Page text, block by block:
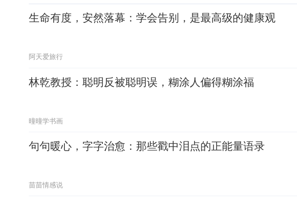
生命有度，安然落幕：学会告别，是最高级的健康观
阿天爱旅行
林乾教授：聪明反被聪明误，糊涂人偏得糊涂福
曈曈学书画
句句暖心，字字治愈：那些戳中泪点的正能量语录
苗苗情感说